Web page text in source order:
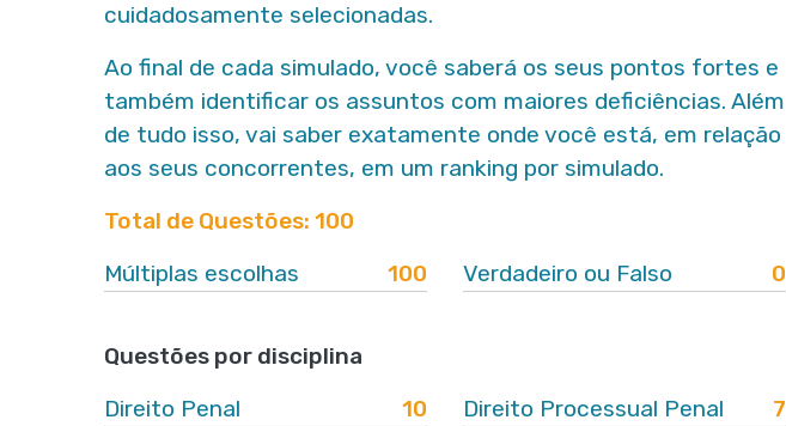
cuidadosamente selecionadas.
Ao final de cada simulado, você saberá os seus pontos fortes e
também identificar os assuntos com maiores deficiências. Além
de tudo isso, vai saber exatamente onde você está, em relação
aos seus concorrentes, em um ranking por simulado.
Total de Questões: 100
Múltiplas escolhas
100 Verdadeiro ou Falso 0
Questões por disciplina
Direito Penal
10 Direito Processual Penal 7